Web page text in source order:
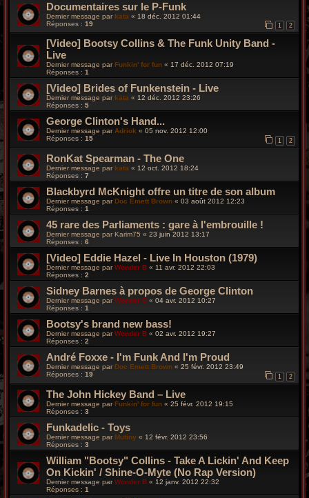
Documentaires sur le P-Funk
Dernier message par kata « 18 déc. 2012 01:44
Réponses : 19 1 2
[Video] Bootsy Collins & The Funk Unity Band -
Live
Dernier message par Funkin' for fun « 17 déc. 2012 07:19
Réponses : 1
[Video] Brides of Funkenstein - Live
Dernier message par kata « 12 déc. 2012 23:26
Réponses : 5
George Clinton's Hand...
Dernier message parAdriok « 05 nov. 2012 12:00
Réponses : 15 1 2
RonKat Spearman - The One
Dernier message par kata « 12 oct. 2012 18:24
Réponses : 7
Blackbyrd McKnight offre un titre de son album
Dernier message parDoc Emett Brown « 03 août 2012 12:23
Réponses : 1
45 rare des Parliaments : gare à l'embrouille !
Dernier message par Karim75 « 23 juin 2012 13:17
Réponses : 6
[Video] Eddie Hazel - Live In Houston (1979)
Dernier message parWonder B « 11 avr. 2012 22:03
Réponses : 2
Sidney Barnes à propos de George Clinton
Dernier message par Wonder B « 04 avr. 2012 10:27
Réponses : 1
Bootsy's brand new bass!
Dernier message parWonder B « 02 avr. 2012 19:27
Réponses : 2
André Foxxe - I'm Funk And I'm Proud
Dernier message par Doc Emett Brown « 25 févr. 2012 23:49
Réponses : 19 1 2
The John Hickey Band – Live
Dernier message parFunkin' for fun « 25 févr. 2012 19:15
Réponses : 3
Funkadelic - Toys
Dernier message par Mutiny « 12 févr. 2012 23:56
Réponses : 3
William "Bootsy" Collins - Take A Lickin' And Keep
On Kickin' / Shine-O-Myte (No Rap Version)
Dernier message par Wonder B « 12 janv. 2012 22:32
Réponses : 1